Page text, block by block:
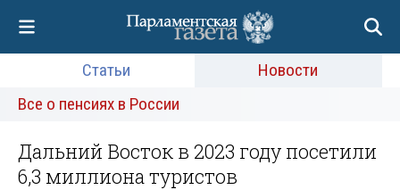
Статьи
Новости
Все о пенсиях в России
Дальний Восток в 2023 году посетили
6,3 миллиона туристов